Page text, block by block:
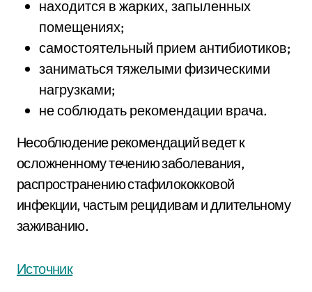
находится в жарких, запыленных
помещениях;
самостоятельный прием антибиотиков;
заниматься тяжелыми физическими
нагрузками;
не соблюдать рекомендации врача.
Несоблюдение рекомендаций ведет к
осложненному течению заболевания,
распространению стафилококковой
инфекции, частым рецидивам и длительному
заживанию.
Источник